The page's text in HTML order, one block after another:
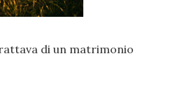
di un matrimonio